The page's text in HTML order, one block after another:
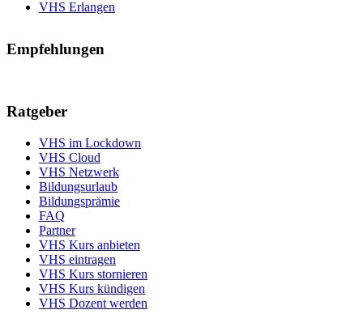
VHS Erlangen
Empfehlungen
Ratgeber
VHS im Lockdown
VHS Cloud
VHS Netzwerk
Bildungsurlaub
Bildungsprämie
FAQ
Partner
VHS Kurs anbieten
VHS eintragen
VHS Kurs stornieren
VHS Kurs kündigen
VHS Dozent werden